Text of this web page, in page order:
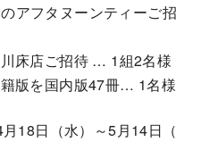
アフタヌーンティーご招
床店ご招待 … 1組2名様
籍版を国内版47冊… 1名様
18日（水）～5月14日（